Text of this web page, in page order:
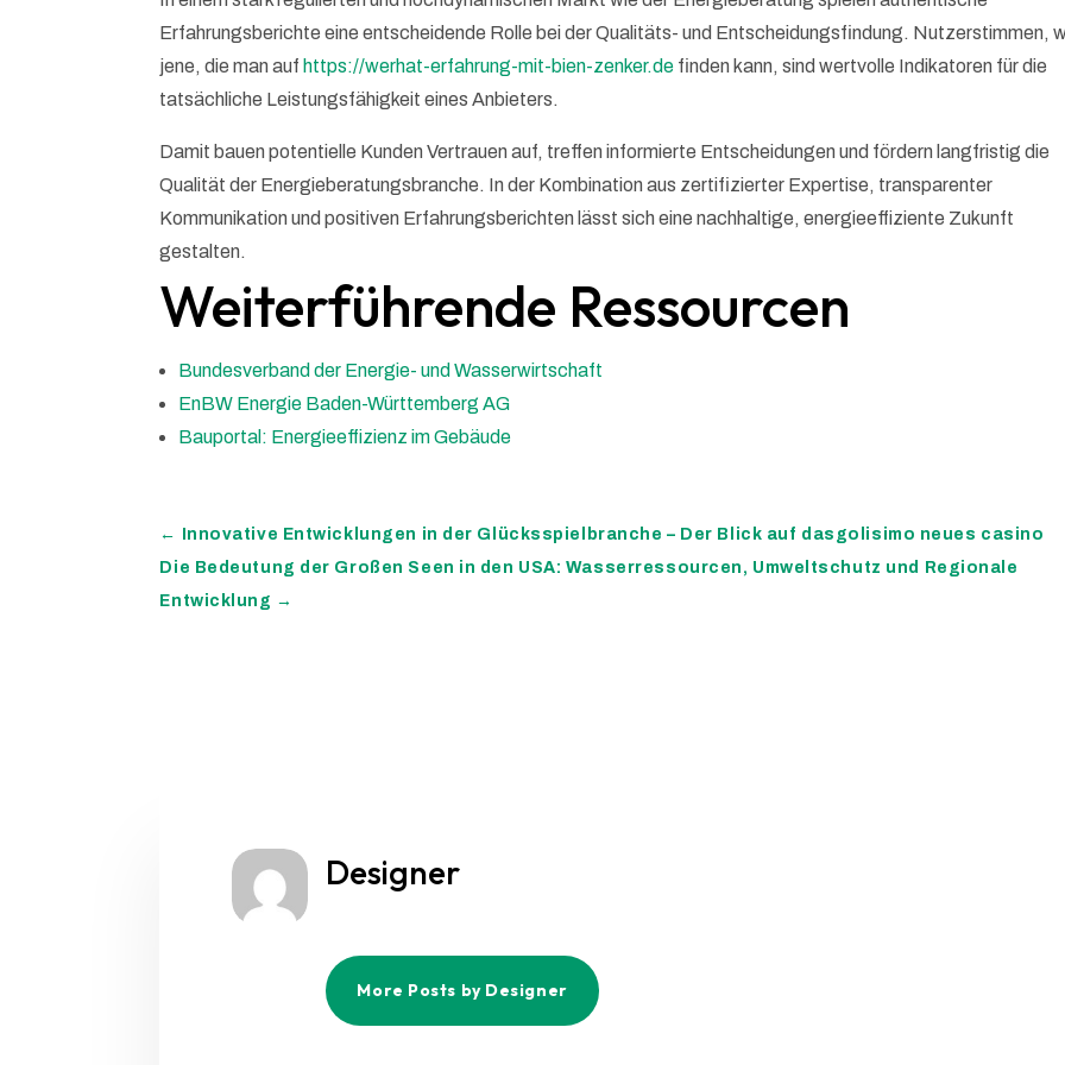
Erfahrungsberichte eine entscheidende Rolle bei der Qualitäts- und Entscheidungsfindung. Nutzerstimmen,
jene, die man auf https://werhat-erfahrung-mit-bien-zenker.de finden kann, sind wertvolle Indikatoren für die
tatsächliche Leistungsfähigkeit eines Anbieters.
Damit bauen potentielle Kunden Vertrauen auf, treffen informierte Entscheidungen und fördern langfristig die
Qualität der Energieberatungsbranche. In der Kombination aus zertifizierter Expertise, transparenter
Kommunikation und positiven Erfahrungsberichten lässt sich eine nachhaltige, energieeffiziente Zukunft
gestalten.
Weiterführende Ressourcen
Bundesverband der Energie- und Wasserwirtschaft
EnBW Energie Baden-Württemberg AG
Bauportal: Energieeffizienz im Gebäude
←
Innovative Entwicklungen in der Glücksspielbranche – Der Blick auf dasgolisimo neues casino
Die Bedeutung der Großen Seen in den USA: Wasserressourcen, Umweltschutz und Regionale
Entwicklung →
Designer
More Posts by Designer